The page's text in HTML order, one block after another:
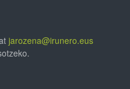
jarozena@irunero.eus